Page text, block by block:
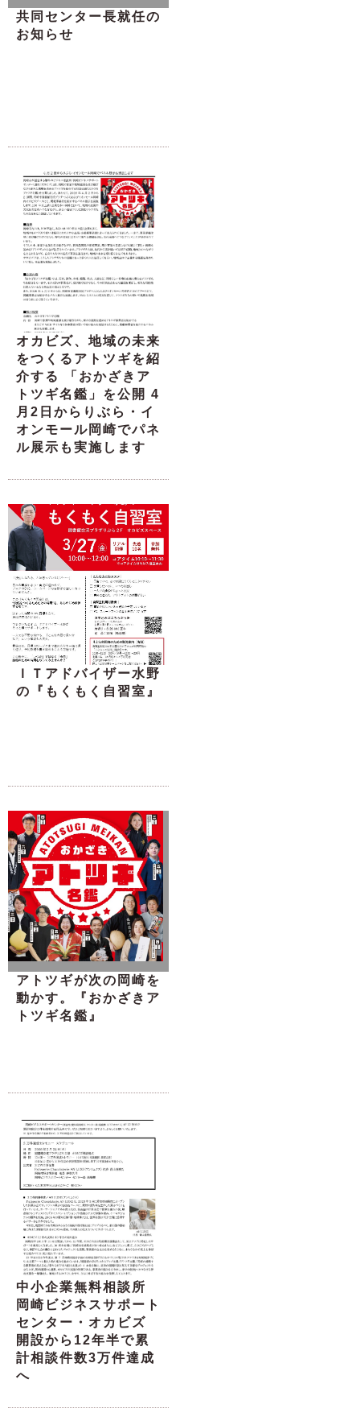
共同センター長就任の
お知らせ
オカビズ、地域の未来
をつくるアトツギを紹
介する 「おかざきア
トツギ名鑑」を公開 4
月2日からりぶら・イ
オンモール岡崎でパネ
ル展示も実施します
ＩＴアドバイザー水野
の『もくもく自習室』
アトツギが次の岡崎を
動かす。『おかざきア
トツギ名鑑』
中小企業無料相談所
岡崎ビジネスサポート
センター・オカビズ
開設から12年半で累
計相談件数3万件達成
へ